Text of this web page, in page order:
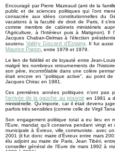
Encouragé par Pierre Mazeaud (ami de la
public et de sciences politiques qui l’ont
consacrée aux idées constitutionnelles du
vacations à la faculté de droit de Paris, il
comme membre de cabinets ministériels
l’Agriculture, à l’Intérieur puis à Matignon).
Jacques Chaban-Delmas à l’élection
soutenu Valéry Giscard d’Estaing. Il fut aussi
Maurice Papon , entre 1978 et 1979.
Le lien de fidélité et de loyauté entre Jean-
malgré les nombreux retournements de
son père, incontrôlable dans une colère
était encore en "politique active", au point de
Jacques Chirac en 1981.
Ces premières années politiques n’ont pas
l’arrivée de la gauche au pouvoiren 1981 a
ministérielle. Qu’importe, car il était devenu
parfois très sensibles (comme celle de Virgil
Son engagement politique total a eu lieu en
l’Eure, mandat qu’il conserva pendant vingt
municipale à Évreux, ville communiste, avec
2001 (il fut donc maire d’Évreux entre mars
élu adjoint au maire de Paris, Jean Tibéri,
conseiller général de l’Eure de mars 1992 à